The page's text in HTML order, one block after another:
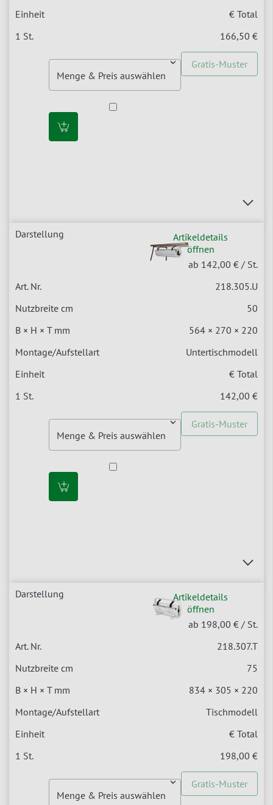
€ Total
166,50 €
Gratis-Muster
Artikeldetails
öffnen
ab 142,00 € / St.
218.305.U
50
564 × 270 × 220
Untertischmodell
€ Total
142,00 €
Gratis-Muster
Artikeldetails
öffnen
ab 198,00 € / St.
218.307.T
75
834 × 305 × 220
Tischmodell
€ Total
198,00 €
Gratis-Muster